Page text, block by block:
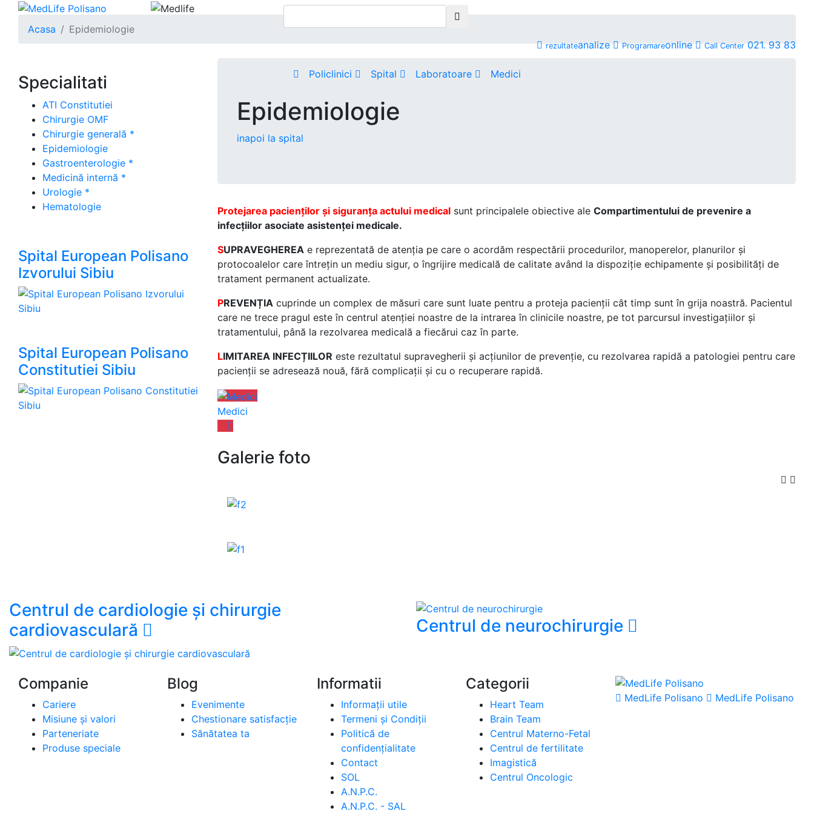
rezultateanalize Programareonline Call Center 021. 93 83
Policlinici Spital Laboratoare Medici
Acasa Epidemiologie
Specialitati
ATI Constitutiei
Chirurgie OMF
Chirurgie generală *
Epidemiologie
Gastroenterologie *
Medicină internă *
Urologie *
Hematologie
Spital European Polisano
Izvorului Sibiu
Spital European Polisano
Constitutiei Sibiu
Epidemiologie
inapoi la spital
Protejarea pacienților și siguranța actului medicalsunt principalele obiective ale Compartimentului de prevenire a
infecțiilor asociate asistenței medicale.
SUPRAVEGHEREAe reprezentată de atenția pe care o acordăm respectării procedurilor, manoperelor, planurilor și
protocoalelor care întrețin un mediu sigur, o îngrijire medicală de calitate având la dispoziție echipamente și posibilități de
tratament permanent actualizate.
PREVENȚIAcuprinde un complex de măsuri care sunt luate pentru a proteja pacienții cât timp sunt în grija noastră. Pacientul
care ne trece pragul este în centrul atenției noastre de la intrarea în clinicile noastre, pe tot parcursul investigațiilor și
tratamentului, până la rezolvarea medicală a fiecărui caz în parte.
LIMITAREA INFECȚIILOR este rezultatul supravegherii și acțiunilor de prevenție, cu rezolvarea rapidă a patologiei pentru care
pacienții se adresează nouă, fără complicații și cu o recuperare rapidă.
Medici
Galerie foto
Centrul de cardiologie și chirurgie
cardiovasculară
Centrul de neurochirurgie
Companie
Cariere
Misiune și valori
Parteneriate
Produse speciale
Blog
Evenimente
Chestionare satisfacție
Sănătatea ta
Informatii
Informații utile
Termeni și Condiții
Politică de
confidențialitate
Contact
SOL
A.N.P.C.
A.N.P.C. - SAL
Categorii
Heart Team
Brain Team
Centrul Materno-Fetal
Centrul de fertilitate
Imagistică
Centrul Oncologic
MedLife Polisano MedLife Polisano